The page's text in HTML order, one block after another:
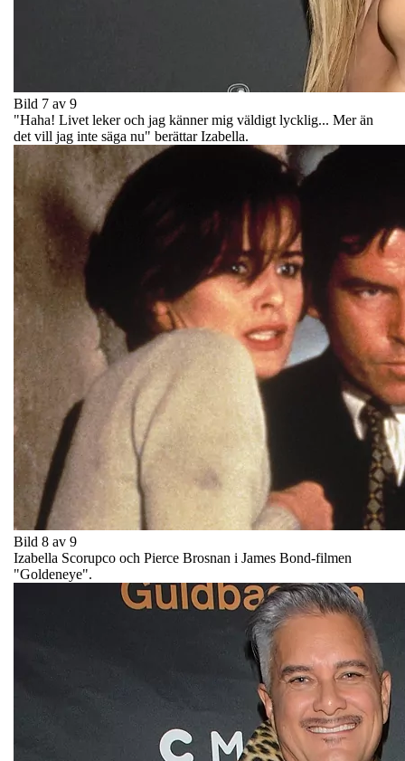
Bild 7 av 9
"Haha! Livet leker och jag känner mig väldigt lycklig... Mer än
det vill jag inte säga nu" berättar Izabella.
Bild 8 av 9
Izabella Scorupco och Pierce Brosnan i James Bond-filmen
"Goldeneye".